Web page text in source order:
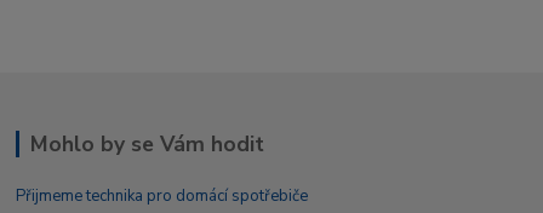
Mohlo by se Vám hodit
Přijmeme technika pro domácí spotřebiče